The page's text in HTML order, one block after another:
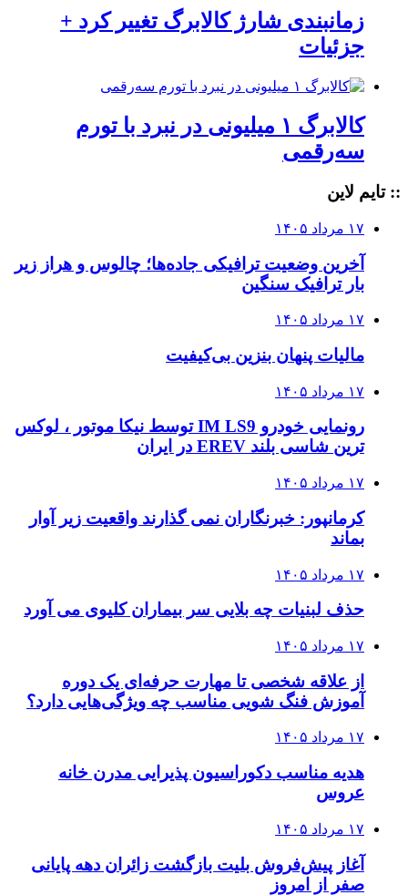
زمانبندی شارژ کالابرگ تغییر کرد +
جزئیات
کالابرگ ۱ میلیونی در نبرد با تورم
سه‌رقمی
:: تایم لاین
۱۷ مرداد ۱۴۰۵
آخرین وضعیت ترافیکی جاده‌ها؛ چالوس و هراز زیر
بار ترافیک سنگین
۱۷ مرداد ۱۴۰۵
مالیات پنهان بنزین بی‌کیفیت
۱۷ مرداد ۱۴۰۵
رونمایی خودرو IM LS9 توسط نیکا موتور ، لوکس
ترین شاسی بلند EREV در ایران
۱۷ مرداد ۱۴۰۵
کرمانپور: خبرنگاران نمی گذارند واقعیت زیر آوار
بماند
۱۷ مرداد ۱۴۰۵
حذف لبنیات چه بلایی سر بیماران کلیوی می آورد
۱۷ مرداد ۱۴۰۵
از علاقه شخصی تا مهارت حرفه‌ای یک دوره
آموزش فنگ شویی مناسب چه ویژگی‌هایی دارد؟
۱۷ مرداد ۱۴۰۵
هدیه مناسب دکوراسیون پذیرایی مدرن خانه
عروس
۱۷ مرداد ۱۴۰۵
آغاز پیش‌فروش بلیت بازگشت زائران دهه پایانی
صفر از امروز